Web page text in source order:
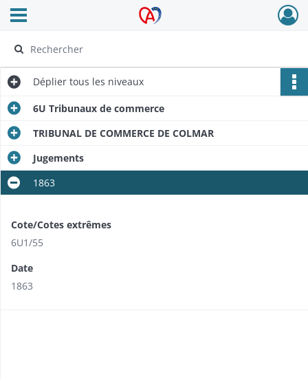
Archives Alsace - Colmar
Ouvrir le menu déroulant
Déplier tous les niveaux
6U Tribunaux de commerce
TRIBUNAL DE COMMERCE DE COLMAR
Jugements
1863
Cote/Cotes extrêmes
6U1/55
Date
1863